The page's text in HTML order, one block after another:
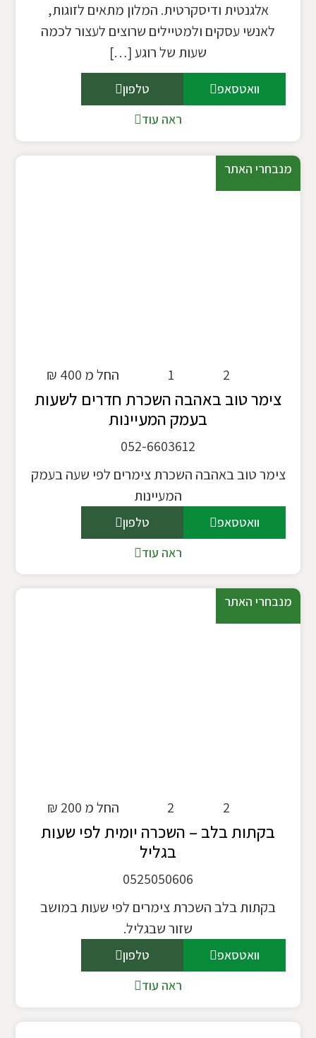
אלגנטית ודיסקרטית. המלון מתאים לזוגות,
לאנשי עסקים ולמטיילים שרוצים לעצור לכמה
שעות של רוגע […]
וואטסאפ
טלפון
ראה עוד
מנבחרי האתר
החל מ 400 ₪ 1 2
צימר טוב באהבה השכרת חדרים לשעות
בעמק המעיינות
052-6603612
צימר טוב באהבה השכרת צימרים לפי שעה בעמק
המעיינות
וואטסאפ
טלפון
ראה עוד
מנבחרי האתר
החל מ 200 ₪ 2 2
בקתות בלב – השכרה יומית לפי שעות
בגליל
0525050606
בקתות בלב השכרת צימרים לפי שעות במושב
שזור שבגליל.
וואטסאפ
טלפון
ראה עוד